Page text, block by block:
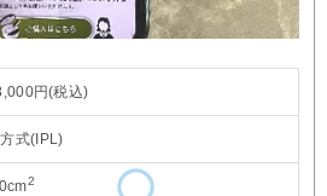
円(税込)
式(IPL)
2